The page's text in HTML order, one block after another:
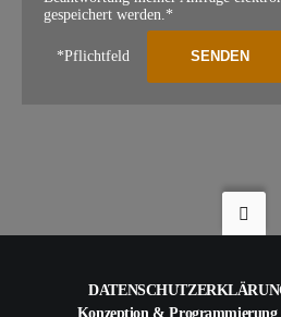
gespeichert werden.*
*Pflichtfeld
Konzeption & Programmierung